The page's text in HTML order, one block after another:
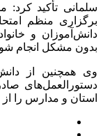
سلمانی تأکید
برگزاری منظم
دانش‌آموزان و
بدون مشکل انجام
وی همچنین از
دستورالعمل‌های
استان و مدارس را